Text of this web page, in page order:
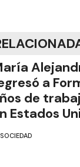
a
de
Estados
SOCIEDAD